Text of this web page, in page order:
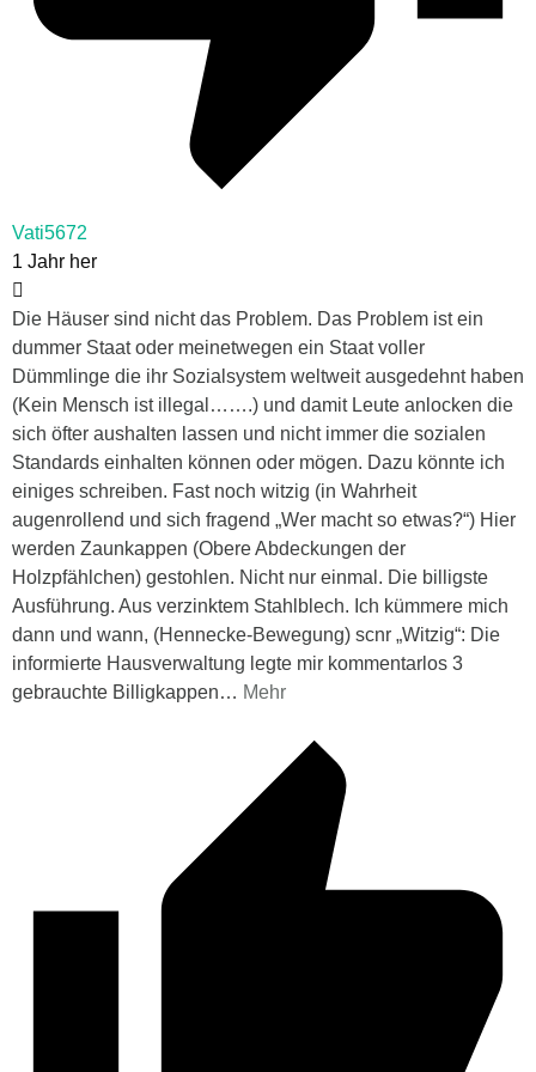
Vati5672
1 Jahr her
Die Häuser sind nicht das Problem. Das Problem ist ein
dummer Staat oder meinetwegen ein Staat voller
Dümmlinge die ihr Sozialsystem weltweit ausgedehnt haben
(Kein Mensch ist illegal…….) und damit Leute anlocken die
sich öfter aushalten lassen und nicht immer die sozialen
Standards einhalten können oder mögen. Dazu könnte ich
einiges schreiben. Fast noch witzig (in Wahrheit
augenrollend und sich fragend „Wer macht so etwas?“) Hier
werden Zaunkappen (Obere Abdeckungen der
Holzpfählchen) gestohlen. Nicht nur einmal. Die billigste
Ausführung. Aus verzinktem Stahlblech. Ich kümmere mich
dann und wann, (Hennecke-Bewegung) scnr „Witzig“: Die
informierte Hausverwaltung legte mir kommentarlos 3
gebrauchte Billigkappen… Mehr